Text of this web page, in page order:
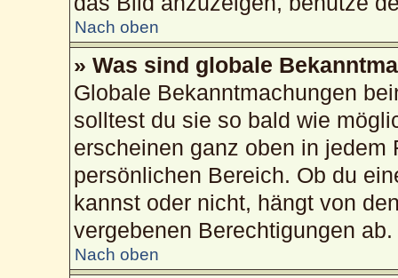
Nach oben
» Was sind globale
Globale Bekanntmachungen
solltest du sie so bald wie
erscheinen ganz oben in
persönlichen Bereich. Ob du
kannst oder nicht, hängt von
vergebenen Berechtigungen ab.
Nach oben